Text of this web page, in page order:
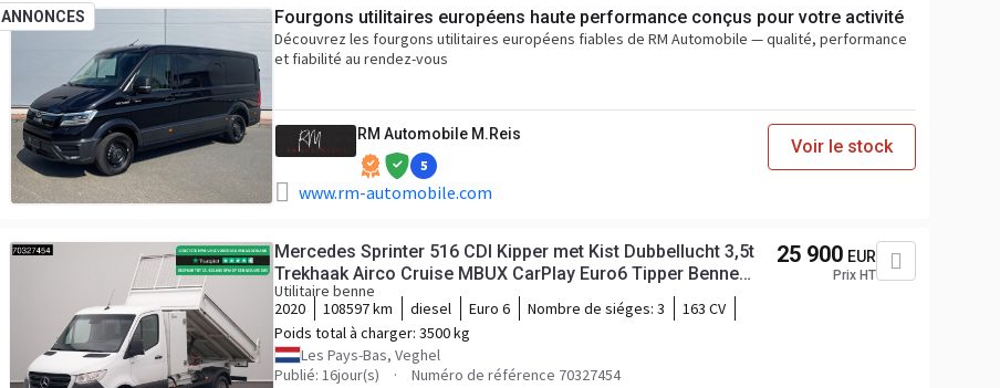
ANNONCES Fourgons utilitaires européens haute performance conçus pour votre activité
Découvrez les fourgons utilitaires européens fiables de RM Automobile — qualité, performance
et fiabilité au rendez-vous
RM Automobile M.Reis
5
www.rm-automobile.com
Voir le stock
Mercedes Sprinter 516 CDI Kipper met Kist Dubbellucht 3,5t
Trekhaak Airco Cruise MBUX CarPlay Euro6 Tipper Benne
Kieper Climatisé Barre de remorquage Régulateur de vitesse
Utilitaire benne
2020
108597 km diesel Euro 6 Nombre de siéges: 3
163 CV
Poids total à charger: 3500 kg
Les Pays-Bas, Veghel
Publié: 16jour(s)
Numéro de référence 70327454
25 900 EUR
Prix HT